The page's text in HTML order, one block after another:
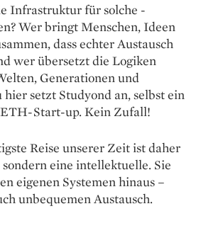
Infrastruktur für solche
Wer bringt Menschen, Ideen
dass echter Austausch
wer übersetzt die Logiken
Generationen und
setzt Studyond an, selbst ein
Start-up. Kein Zufall!
Reise unserer Zeit ist daher
eine intellektuelle. Sie
eigenen Systemen hinaus –
unbequemen Austausch.